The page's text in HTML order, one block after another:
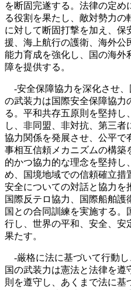
を断固完遂する。法律の定
る役割を果たし、敵対勢力
に対して断固打撃を加え、保
援、海上航行の護衛、海外公
能力育成を強化し、国の海外
障を提供する。
‐安全保障協力を深化させ
の武装力は国際安全保障協力
る。平和共存五原則を堅持し
し、非同盟、非対抗、第三
協力関係を発展させ、公平で
事相互信頼メカニズムの構築
的かつ協力的な理念を堅持し
め、国境地域での信頼確立措
安全についての対話と協力を
国際反テロ協力、国際船舶
国との合同訓練を実施する
行し、世界の平和、安全、安
果たす。
‐厳格に法に基づいて行動
国の武装力は憲法と法律を
則を遵守し、あくまで法に基